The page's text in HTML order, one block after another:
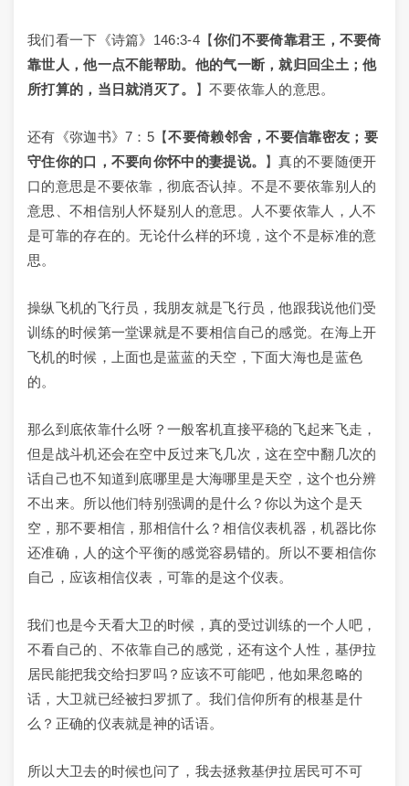
我们看一下《诗篇》146:3-4【你们不要倚靠君王，不要倚
靠世人，他一点不能帮助。他的气一断，就归回尘土；他
所打算的，当日就消灭了。
】不要依靠人的意思。
还有《弥迦书》7：5【不要倚赖邻舍，不要信靠密友；要
守住你的口，不要向你怀中的妻提说。
】真的不要随便开
口的意思是不要依靠，彻底否认掉。不是不要依靠别人的
意思、不相信别人怀疑别人的意思。人不要依靠人，人不
是可靠的存在的。无论什么样的环境，这个不是标准的意
思。
操纵飞机的飞行员，我朋友就是飞行员，他跟我说他们受
训练的时候第一堂课就是不要相信自己的感觉。在海上开
飞机的时候，上面也是蓝蓝的天空，下面大海也是蓝色
的。
那么到底依靠什么呀？一般客机直接平稳的飞起来飞走，
但是战斗机还会在空中反过来飞几次，这在空中翻几次的
话自己也不知道到底哪里是大海哪里是天空，这个也分辨
不出来。所以他们特别强调的是什么？你以为这个是天
空，那不要相信，那相信什么？相信仪表机器，机器比你
还准确，人的这个平衡的感觉容易错的。所以不要相信你
自己，应该相信仪表，可靠的是这个仪表。
我们也是今天看大卫的时候，真的受过训练的一个人吧，
不看自己的、不依靠自己的感觉，还有这个人性，基伊拉
居民能把我交给扫罗吗？应该不可能吧，他如果忽略的
话，大卫就已经被扫罗抓了。我们信仰所有的根基是什
么？正确的仪表就是神的话语。
所以大卫去的时候也问了，我去拯救基伊拉居民可不可